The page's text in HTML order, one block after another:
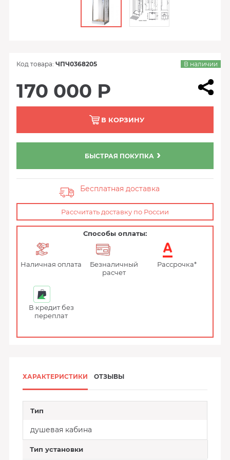
Код товара: ЧПЧ0368205 В наличии
170 000 Р
В КОРЗИНУ
БЫСТРАЯ ПОКУПКА
Бесплатная доставка
Рассчитать доставку по России
Способы оплаты:
Наличная оплата
Безналичный
расчет
Рассрочка*
В кредит без
переплат
ХАРАКТЕРИСТИКИ ОТЗЫВЫ
Тип
душевая кабина
Тип установки